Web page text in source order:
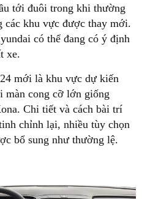
tới đuôi trong khi thường
các khu vực được thay mới.
có thể đang có ý định
xe.
mới là khu vực dự kiến
màn cong cỡ lớn giống
Chi tiết và cách bài trí
chỉnh lại, nhiều tùy chọn
bổ sung như thường lệ.